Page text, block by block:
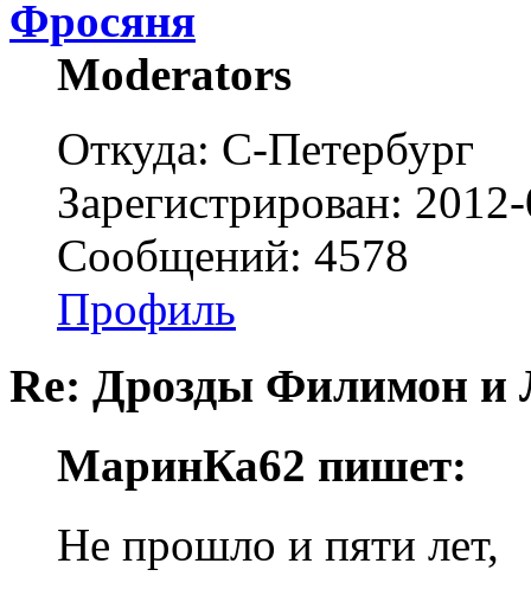
Фросяня
Moderators
Откуда: С-Петербург
Зарегистрирован:
Сообщений: 4578
Профиль
Re: Дрозды Филимон и
МаринКа62 пишет:
Не прошло и пяти лет,